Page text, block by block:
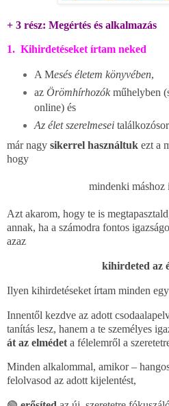
+ 3 rész: Megértés és alkalmazás
1. Kihirdetéseket írtam neked
A Mesés életem könyvében,
az Örömhírhozókműhelyben
online) és
Az élet szerelmesei
már nagy sikerrel használtuk ezt a
hogy
mindenki máshoz
Azt akarom, hogy te is
annak, ha a számodra fontos
azaz
kihirdeted az
Ilyen kihirdetéseket írtam minden
Innentől kezdve az adott
tanítás lesz, hanem a te személyes
át az elmédet a félelemről a
Minden alkalommal, amikor –
felolvasod az adott kijelentést,